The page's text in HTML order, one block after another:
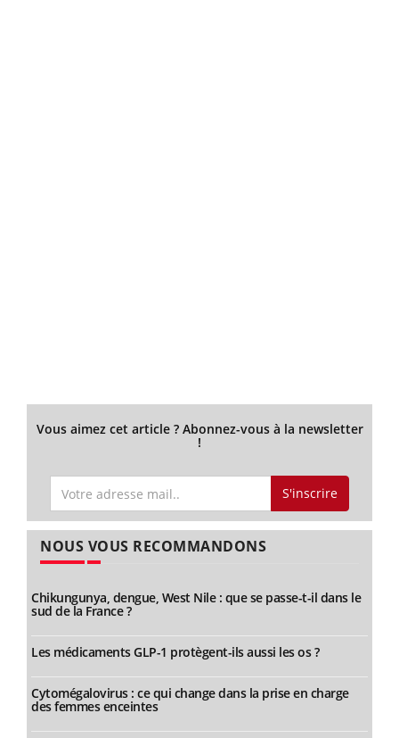
Vous aimez cet article ? Abonnez-vous à la newsletter
!
S'inscrire
NOUS VOUS RECOMMANDONS
Chikungunya, dengue, West Nile : que se passe-t-il dans le
sud de la France ?
Les médicaments GLP-1 protègent-ils aussi les os ?
Cytomégalovirus : ce qui change dans la prise en charge
des femmes enceintes